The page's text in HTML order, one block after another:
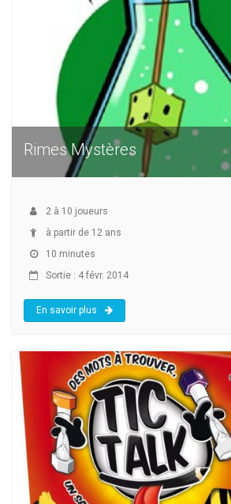
Rimes Mystères
2 à 10 joueurs
à partir de 12 ans
10 minutes
Sortie : 4 févr. 2014
En savoir plus